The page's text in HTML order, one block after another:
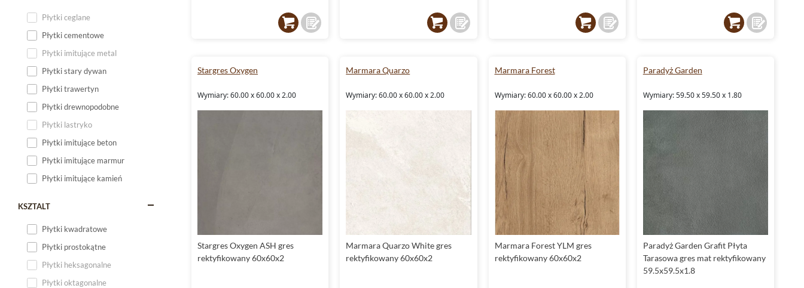
Płytki ceglane
Płytki cementowe
Płytki imitujące metal
Płytki stary dywan
Płytki trawertyn
Płytki drewnopodobne
Płytki lastryko
Płytki imitujące beton
Płytki imitujące marmur
Płytki imitujące kamień
KSZTALT
Płytki kwadratowe
Płytki prostokątne
Płytki heksagonalne
Płytki oktagonalne
Stargres Oxygen
Wymiary: 60.00 x 60.00 x 2.00
Stargres Oxygen ASH gres
rektyfikowany 60x60x2
Marmara Quarzo
Wymiary: 60.00 x 60.00 x 2.00
Marmara Quarzo White gres
rektyfikowany 60x60x2
Marmara Forest
Wymiary: 60.00 x 60.00 x 2.00
Marmara Forest YLM gres
rektyfikowany 60x60x2
Paradyż Garden
Wymiary: 59.50 x 59.50 x 1.80
Paradyż Garden Grafit Płyta
Tarasowa gres mat rektyfikowany
59.5x59.5x1.8